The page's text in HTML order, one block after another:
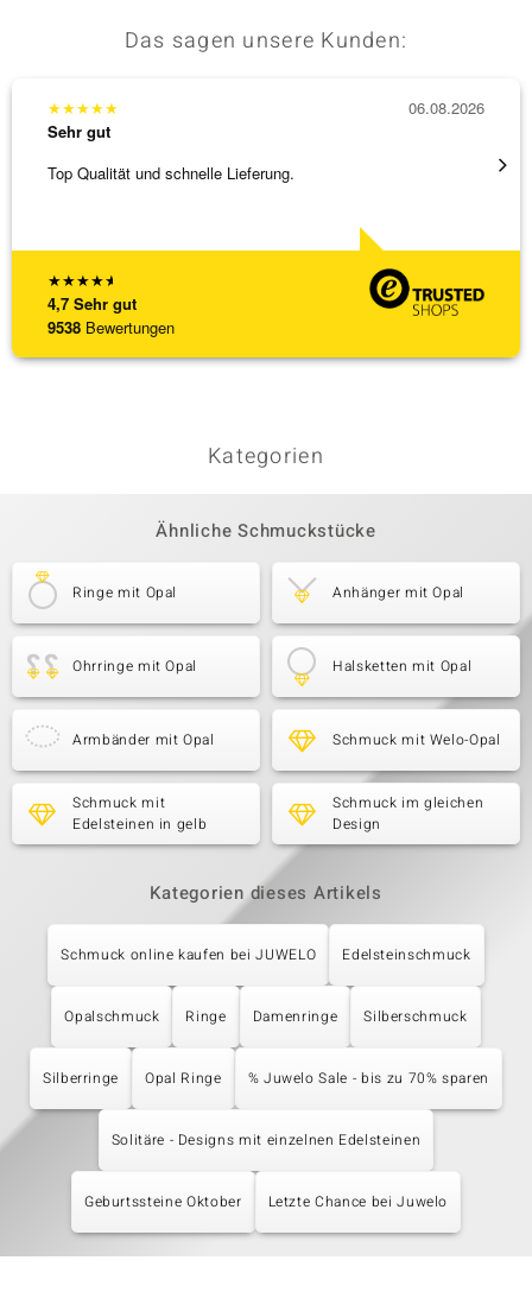
Das sagen unsere Kunden:
★★★★★
4,7 Sehr gut
9538 Bewertungen
★★★★★
Sehr gut
Top Qualität und schnelle Lieferung.
06.08.2026
Kategorien
Ähnliche Schmuckstücke
Ringe mit Opal Anhänger mit Opal
Ohrringe mit Opal Halsketten mit Opal
Armbänder mit Opal Schmuck mit Welo-Opal
Schmuck mit
Edelsteinen in gelb
Schmuck im gleichen
Design
Kategorien dieses Artikels
Schmuck online kaufen bei JUWELO Edelsteinschmuck
Opalschmuck Ringe Damenringe Silberschmuck
Silberringe Opal Ringe % Juwelo Sale - bis zu 70% sparen
Solitäre - Designs mit einzelnen Edelsteinen
Geburtssteine Oktober Letzte Chance bei Juwelo